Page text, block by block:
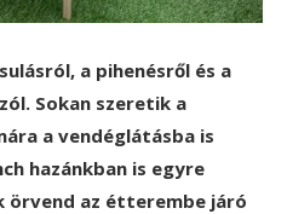
a pihenésről és a
Sokan szeretik a
a vendéglátásba is
hazánkban is egyre
örvend az étterembe járó